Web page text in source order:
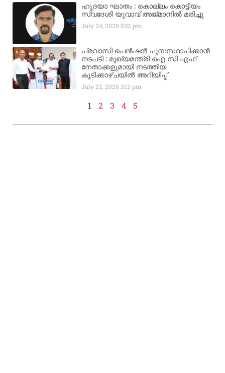
ഹൃദയാ ഘാതം : കൊല്ലം കൊട്ടിയം
സ്വദേശി യുവാവ് അജ്മാനിൽ മരിച്ചു
July 24, 20265:32 pm
പ്രവാസി പെൻഷൻ പുനഃസ്ഥാപിക്കാൻ
നടപടി : മുഖ്യമന്ത്രി ഐ സി എഫ്
നേതാക്കളുമായി നടത്തിയ
കൂടിക്കാഴ്ചയിൽ അറിയിപ്പ്
July 22, 20263:12 pm
1 2 3 4 5